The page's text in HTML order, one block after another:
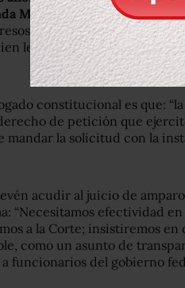
Mata Vallado,
siendo que la
le fue dirigida, en este caso
constitucional es que:
de petición que
mandar la solicitud con la
acudir al juicio de
“Necesitamos efectividad en
a la Corte; insistiremos en
como un asunto de
funcionarios del gobierno